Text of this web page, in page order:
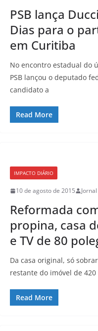
PSB lança
Dias para o
em Curitiba
No encontro estadual do
PSB lançou o deputado
candidato a
Read More
IMPACTO DIÁRIO
10 de agosto de 2015
Reformada
propina, casa
e TV de 80
Da casa original, só
restante do imóvel de
Read More